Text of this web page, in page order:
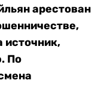
арестован
источник,
По